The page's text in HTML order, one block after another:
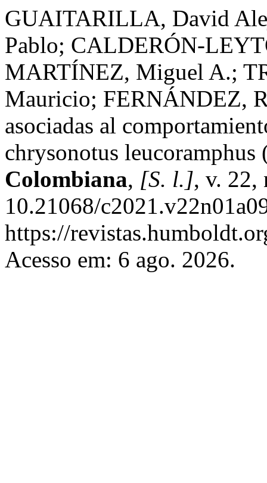
GUAITARILLA, David
Pablo; CALDERÓN-
MARTÍNEZ, Miguel A.;
Mauricio; FERNÁNDEZ,
asociadas al
chrysonotus
Colombiana, [S. l.], v. 22,
10.21068/
https://
Acesso em: 6 ago. 2026.